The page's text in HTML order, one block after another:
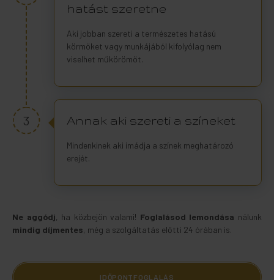
hatást szeretne
Aki jobban szereti a természetes hatású
körmöket vagy munkájából kifolyólag nem
viselhet műkörömöt.
Annak aki szereti a színeket
Mindenkinek aki imádja a színek meghatározó
erejét.
3
Ne aggódj , ha közbejön valami! Foglalásod lemondása nálunk
mindig díjmentes , még a szolgáltatás előtti 24 órában is.
IDŐPONTFOGLALÁS